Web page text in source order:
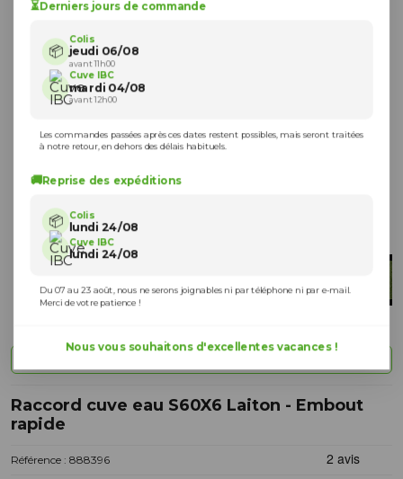
Raccord cuve eau S60X6 Laiton - Embout
rapide
Référence : 888396
⏳Derniers jours de commande
📦
Colis
jeudi 06/08
avant 11h00
Cuve IBC
mardi 04/08
avant 12h00
Les commandes passées après ces dates restent possibles, mais seront traitées
à notre retour, en dehors des délais habituels.
🚚Reprise des expéditions
📦 Colis
lundi 24/08
Cuve IBC
lundi 24/08
Du 07 au 23 août, nous ne serons joignables ni par téléphone ni par e-mail.
Merci de votre patience !
Nous vous souhaitons d'excellentes vacances !